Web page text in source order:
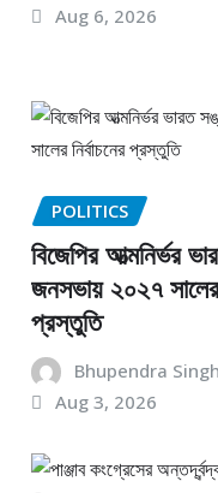
Aug 6, 2026
POLITICS
বিজেপির আত্মনির্ভর
জনসভায় ২০২৭ সালের
প্রস্তুতি
Bhupendra
Aug 3, 2026